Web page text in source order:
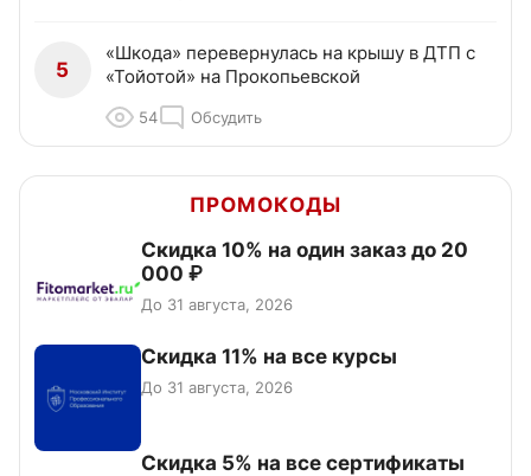
5
«Шкода» перевернулась на крышу в ДТП с
«Тойотой» на Прокопьевской
54 Обсудить
ПРОМОКОДЫ
Скидка 10% на один заказ до 20
000 ₽
До 31 августа, 2026
Скидка 11% на все курсы
До 31 августа, 2026
Скидка 5% на все сертификаты